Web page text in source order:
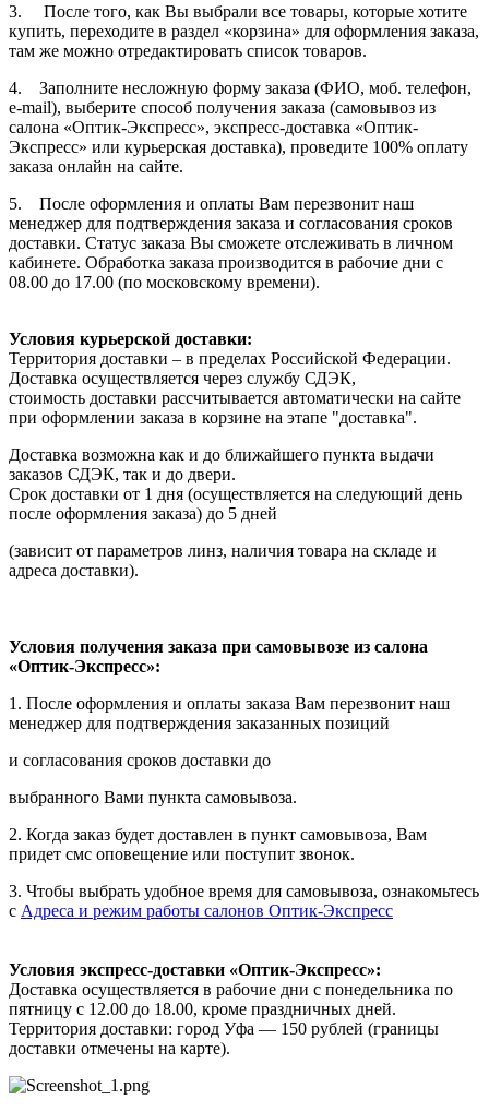
3. После того, как Вы выбрали все товары, которые хотите
купить, переходите в раздел «корзина» для оформления заказа,
там же можно отредактировать список товаров.
4. Заполните несложную форму заказа (ФИО, моб. телефон,
e-mail), выберите способ получения заказа (самовывоз из
салона «Оптик-Экспресс», экспресс-доставка «Оптик-
Экспресс» или курьерская доставка), проведите 100% оплату
заказа онлайн на сайте.
5. После оформления и оплаты Вам перезвонит наш
менеджер для подтверждения заказа и согласования сроков
доставки. Статус заказа Вы сможете отслеживать в личном
кабинете. Обработка заказа производится в рабочие дни с
08.00 до 17.00 (по московскому времени).
Условия курьерской доставки:
Территория доставки – в пределах Российской Федерации.
Доставка осуществляется через службу СДЭК,
стоимость доставки рассчитывается автоматически на сайте
при оформлении заказа в корзине на этапе "доставка".
Доставка возможна как и до ближайшего пункта выдачи
заказов СДЭК, так и до двери.
Срок доставки от 1 дня (осуществляется на следующий день
после оформления заказа) до 5 дней
(зависит от параметров линз, наличия товара на складе и
адреса доставки).
Условия получения заказа при самовывозе из салона
«Оптик-Экспресс»:
1. После оформления и оплаты заказа Вам перезвонит наш
менеджер для подтверждения заказанных позиций
и согласования сроков доставки до
выбранного Вами пункта самовывоза.
2. Когда заказ будет доставлен в пункт самовывоза, Вам
придет смс оповещение или поступит звонок.
3. Чтобы выбрать удобное время для самовывоза, ознакомьтесь
с Адреса и режим работы салонов Оптик-Экспресс
Условия экспресс-доставки «Оптик-Экспресс»:
Доставка осуществляется в рабочие дни с понедельника по
пятницу с 12.00 до 18.00, кроме праздничных дней.
Территория доставки: город Уфа — 150 рублей (границы
доставки отмечены на карте).